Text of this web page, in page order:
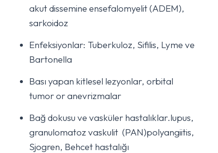
akut dissemine ensefalomyelit (ADEM),
sarkoidoz
Enfeksiyonlar: Tuberkuloz, Sifilis, Lyme ve
Bartonella
Bası yapan kitlesel lezyonlar, orbital
tumor or anevrizmalar
Bağ dokusu ve vasküler hastalıklar.lupus,
granulomatoz vaskulit (PAN)polyangiitis,
Sjogren, Behcet hastalığı